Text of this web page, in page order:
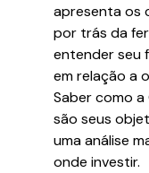
apresenta os
por trás da
entender seu
em relação a
Saber como a
são seus
uma análise
onde investir.